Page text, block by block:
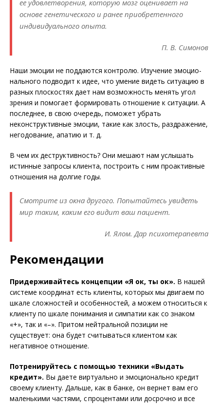
ее удовлетворения, которую мозг оценивает на
основе генетического и ранее при­обретенного
индивидуального опыта.
П. В. Симонов
Наши эмоции не поддаются контролю. Изучение эмоцио­
нального подводит к идее, что умение видеть ситуацию в
разных плоскостях дает нам возможность менять угол
зрения и помогает формировать отношение к ситуации. А
последнее, в свою очередь, поможет убрать
неконструктивные эмоции, такие как злость, раздражение,
негодование, апатию и т. д.
В чем их деструктивность? Они мешают нам услышать
истинные запросы клиента, построить с ним проактивные
отношения на долгие годы.
Смотрите из окна другого. Попытайтесь увидеть
мир таким, каким его видит ваш пациент.
И. Ялом. Дар психотерапевта
Рекомендации
Придерживайтесь концепции «Я ок, ты ок». В нашей
системе координат есть клиенты, которых мы двигаем по
шкале сложностей и особенностей, а можем относиться к
клиенту по шкале понимания и симпатии как со знаком
«+», так и «–». Притом нейтральной позиции не
существует: она будет считываться клиентом как
негативное отношение.
Потренируйтесь с помощью техники «Выдать
кредит». Вы даете виртуально и эмоционально кредит
своему клиенту. Дальше, как в банке, он вернет вам его
маленькими частями, с процентами или досрочно и все